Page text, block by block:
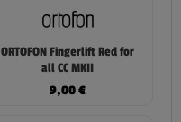
ORTOFON Fingerlift Red for
all CC MKII
9,00€